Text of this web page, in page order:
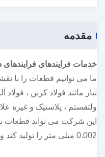
مقدمه
خدمات فرایندهای فرایندهای
ما می توانیم قطعات را با
نیاز مانند فولاد کربن ، فولاد
ولتفستم ، پلاستیک و غیره
این شرکت می تواند قطعات
0.002 میلی متر را تولید کند و خشکی سطح می تواند به 0.003.